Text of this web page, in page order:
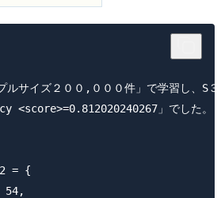
ルサイズ２００,０００件」で学習し、S
<score>=0.812020240267」でした。
= {
54,